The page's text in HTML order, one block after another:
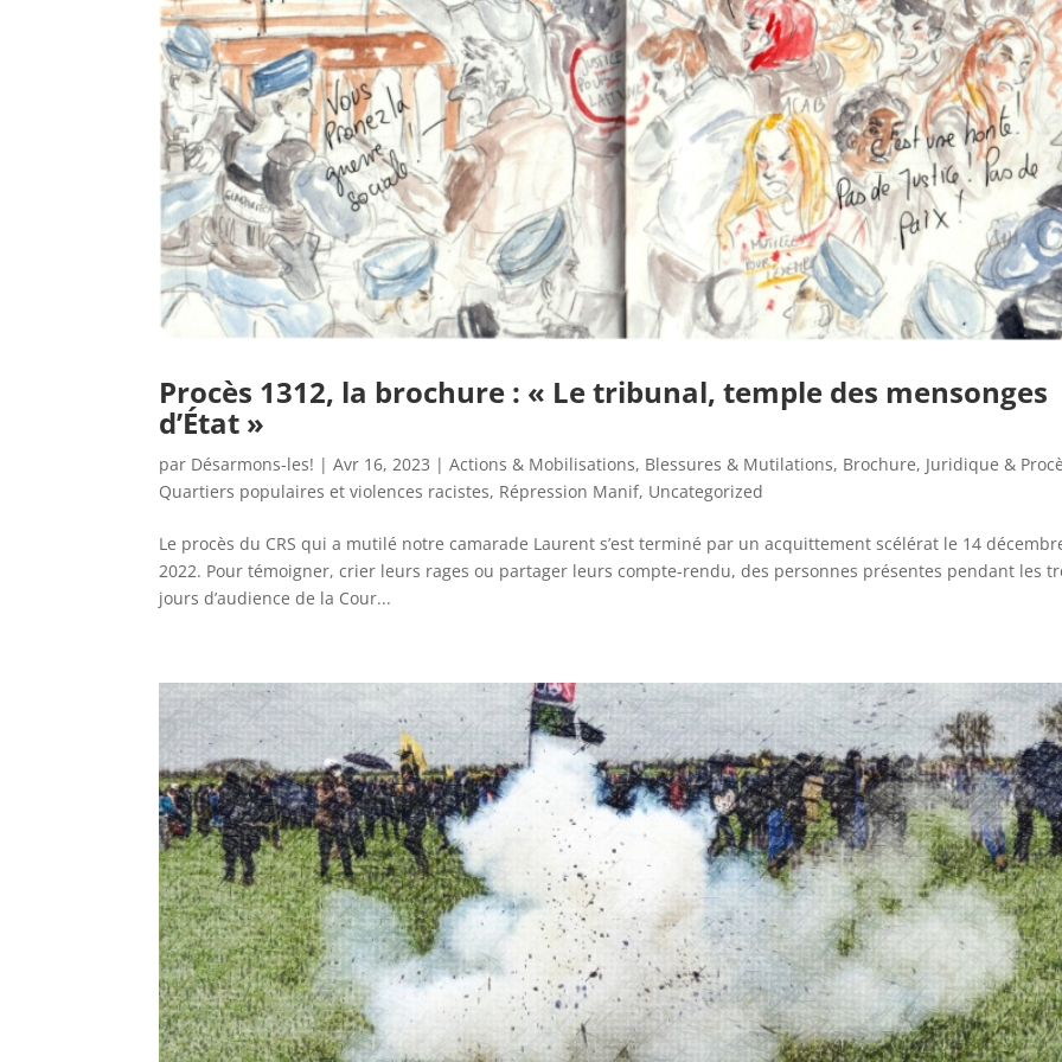
Procès 1312, la brochure : « Le tribunal, temple des mensonges
d’État »
par Désarmons-les! |Avr 16, 2023 |Actions & Mobilisations, Blessures & Mutilations, Brochure, Juridique &
Quartiers populaires et violences racistes, Répression Manif, Uncategorized
Le procès du CRS qui a mutilé notre camarade Laurent s’est terminé par un acquittement scélérat le 14
2022. Pour témoigner, crier leurs rages ou partager leurs compte-rendu, des personnes présentes pendant les
jours d’audience de la Cour...